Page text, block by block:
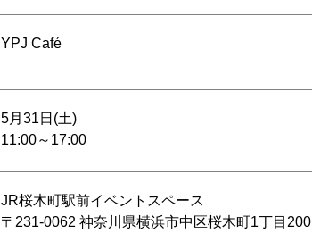
YPJ Café
5月31日(土)
11:00～17:00
JR桜木町駅前イベントスペース
〒231-0062 神奈川県横浜市中区桜木町1丁目200